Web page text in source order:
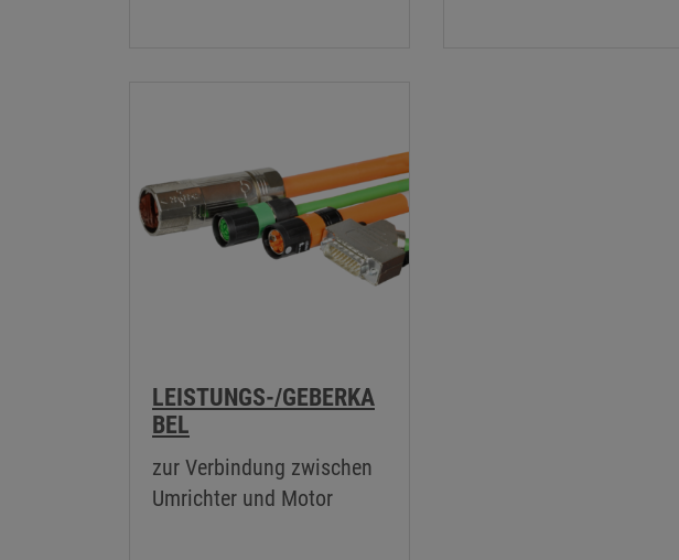
LEISTUNGS-/GEBERKA
BEL
zur Verbindung zwischen
Umrichter und Motor